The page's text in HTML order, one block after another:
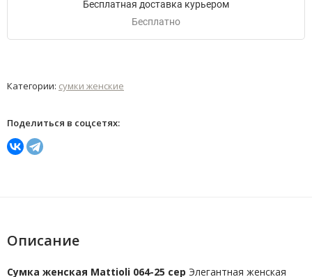
Бесплатная доставка курьером
Бесплатно
Категории: сумки женские
Поделиться в соцсетях:
Описание
Сумка женская Mattioli 064-25 сер Элегантная женская